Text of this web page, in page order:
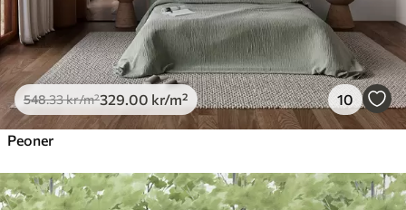
548.33kr/m²329 .00 kr/m² 10
Peoner